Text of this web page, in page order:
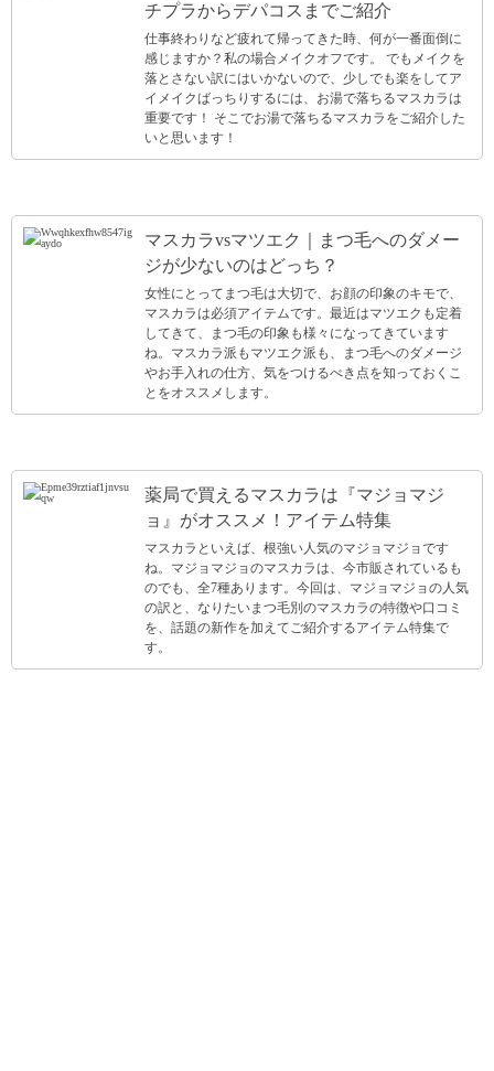
チプラからデパコスまでご紹介
仕事終わりなど疲れて帰ってきた時、何が一番面倒に
感じますか？私の場合メイクオフです。 でもメイクを
落とさない訳にはいかないので、少しでも楽をしてア
イメイクばっちりするには、お湯で落ちるマスカラは
重要です！ そこでお湯で落ちるマスカラをご紹介した
いと思います！
マスカラvsマツエク｜まつ毛へのダメー
ジが少ないのはどっち？
女性にとってまつ毛は大切で、お顔の印象のキモで、
マスカラは必須アイテムです。最近はマツエクも定着
してきて、まつ毛の印象も様々になってきています
ね。マスカラ派もマツエク派も、まつ毛へのダメージ
やお手入れの仕方、気をつけるべき点を知っておくこ
とをオススメします。
薬局で買えるマスカラは『マジョマジ
ョ』がオススメ！アイテム特集
マスカラといえば、根強い人気のマジョマジョです
ね。マジョマジョのマスカラは、今市販されているも
のでも、全7種あります。今回は、マジョマジョの人気
の訳と、なりたいまつ毛別のマスカラの特徴や口コミ
を、話題の新作を加えてご紹介するアイテム特集で
す。